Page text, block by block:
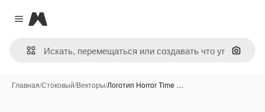
Close menu
Magnific
Поиск
Главная/Стоковый/Векторы/Логотип Horror Time …